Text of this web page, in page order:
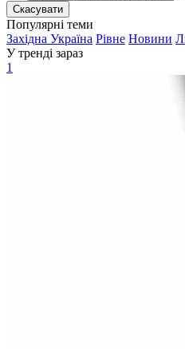
Скасувати
Популярні теми
Західна Україна Рівне Новини
У тренді зараз
1